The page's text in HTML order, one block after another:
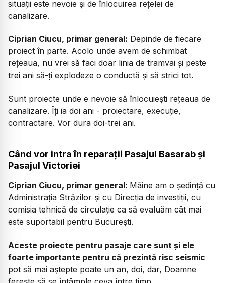
situații este nevoie și de înlocuirea rețelei de
canalizare.
Ciprian Ciucu, primar general: Depinde de fiecare
proiect în parte. Acolo unde avem de schimbat
rețeaua, nu vrei să faci doar linia de tramvai și peste
trei ani să-ți explodeze o conductă și să strici tot.
Sunt proiecte unde e nevoie să înlocuiești rețeaua de
canalizare. Îți ia doi ani - proiectare, execuție,
contractare. Vor dura doi-trei ani.
Când vor intra în reparații Pasajul Basarab și
Pasajul Victoriei
Ciprian Ciucu, primar general: Mâine am o ședință cu
Administrația Străzilor și cu Direcția de investiții, cu
comisia tehnică de circulație ca să evaluăm cât mai
este suportabil pentru București.
Aceste proiecte pentru pasaje care sunt și ele
foarte importante pentru că prezintă risc seismic
pot să mai aștepte poate un an, doi, dar, Doamne